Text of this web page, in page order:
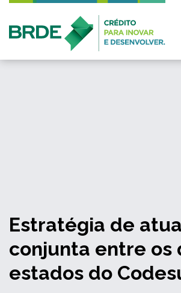
Estratégia de
conjunta entre os
estados do